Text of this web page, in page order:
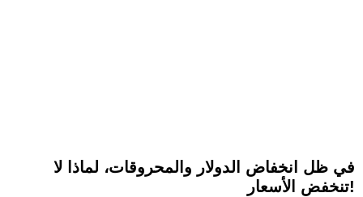
في ظل انخفاض الدولار والمحروقات، لماذا لا
تنخفض الأسعار!